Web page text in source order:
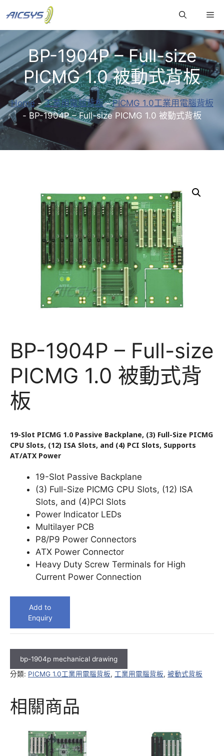
至
主
要
內
容
BP-1904P – Full-size
PICMG 1.0 被動式背板
Home-工業用電腦背板-PICMG 1.0工業用電腦背板
- BP-1904P – Full-size PICMG 1.0 被動式背板
BP-1904P – Full-size
PICMG 1.0 被動式背
板
19-Slot PICMG 1.0 Passive Backplane, (3) Full-Size PICMG
CPU Slots, (12) ISA Slots, and (4) PCI Slots, Supports
AT/ATX Power
19-Slot Passive Backplane
(3) Full-Size PICMG CPU Slots, (12) ISA
Slots, and (4)PCI Slots
Power Indicator LEDs
Multilayer PCB
P8/P9 Power Connectors
ATX Power Connector
Heavy Duty Screw Terminals for High
Current Power Connection
Add to
Enquiry
bp-1904p mechanical drawing
分類: PICMG 1.0工業用電腦背板, 工業用電腦背板, 被動式背板
相關商品